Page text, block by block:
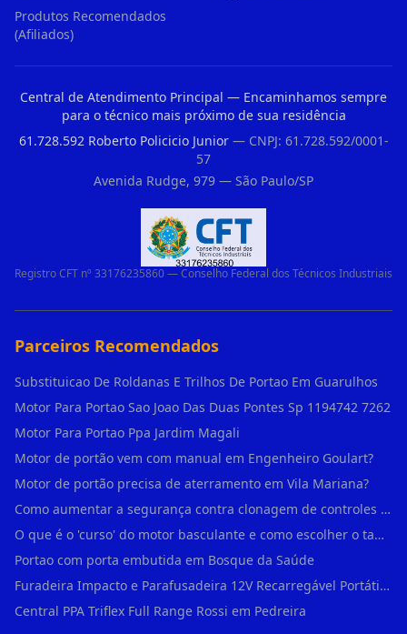
Produtos Recomendados
(Afiliados)
Central de Atendimento Principal — Encaminhamos sempre
para o técnico mais próximo de sua residência
61.728.592 Roberto Policicio Junior— CNPJ: 61.728.592/0001-
57
Avenida Rudge, 979 — São Paulo/SP
Registro CFT nº 33176235860 — Conselho Federal dos Técnicos Industriais
Parceiros Recomendados
Substituicao De Roldanas E Trilhos De Portao Em Guarulhos
Motor Para Portao Sao Joao Das Duas Pontes Sp 1194742 7262
Motor Para Portao Ppa Jardim Magali
Motor de portão vem com manual em Engenheiro Goulart?
Motor de portão precisa de aterramento em Vila Mariana?
Como aumentar a segurança contra clonagem de controles de portão em São Rafael?
O que é o 'curso' do motor basculante e como escolher o tamanho certo (1,4m, 1,5m, 2,0m) em Engenheiro Goulart?
Portao com porta embutida em Bosque da Saúde
Furadeira Impacto e Parafusadeira 12V Recarregável Portátil Sem Fio Mandril 3/8 em Brás
Central PPA Triflex Full Range Rossi em Pedreira